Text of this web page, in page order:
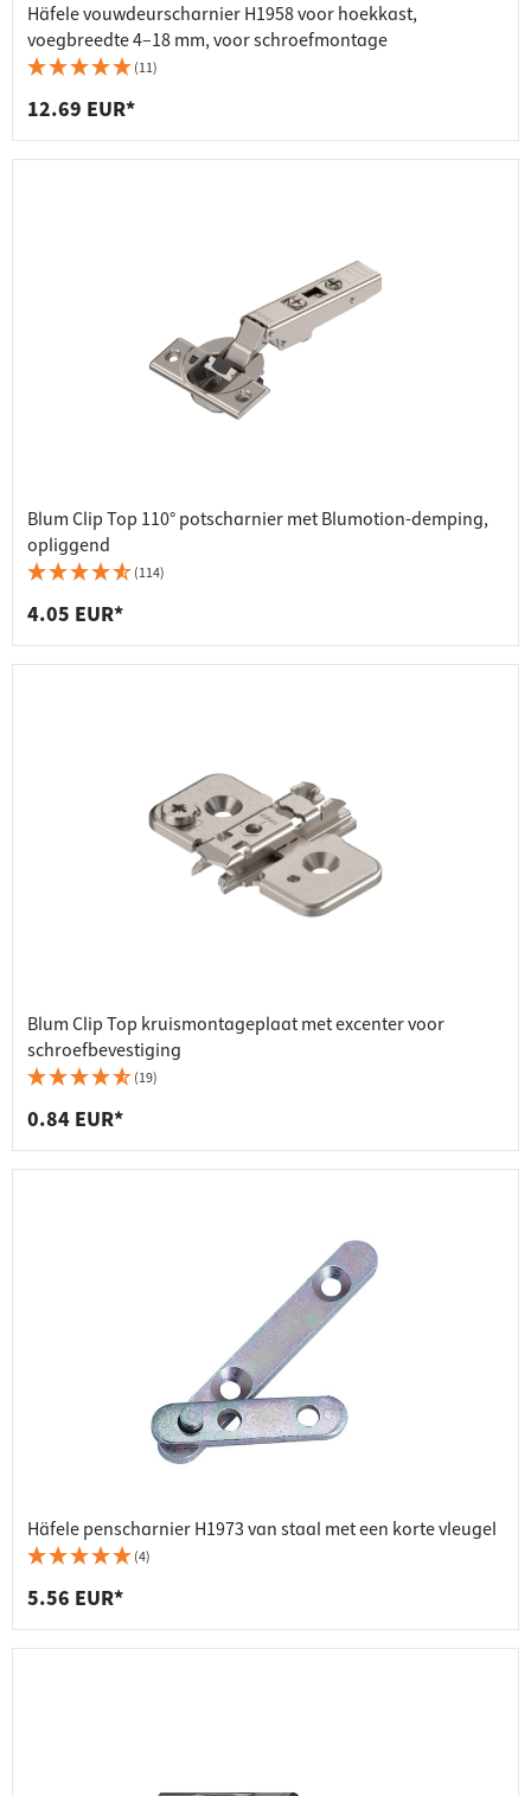
Häfele vouwdeurscharnier H1958 voor hoekkast,
voegbreedte 4–18 mm, voor schroefmontage
(11)
12.69 EUR*
Blum Clip Top 110° potscharnier met Blumotion-demping,
opliggend
(114)
4.05 EUR*
Blum Clip Top kruismontageplaat met excenter voor
schroefbevestiging
(19)
0.84 EUR*
Häfele penscharnier H1973 van staal met een korte vleugel
(4)
5.56 EUR*